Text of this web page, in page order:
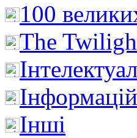
100
The
Інші